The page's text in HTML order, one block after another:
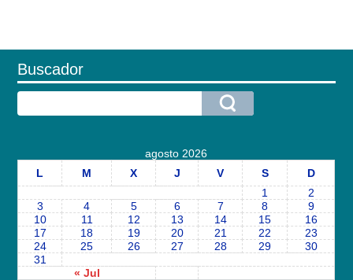
Buscador
agosto 2026
L
M X J V S D
« Jul
1
2
3
4 5 6 7 8
9
10
11 12 13 14 15
16
17
18 19 20 21 22
23
24
25 26 27 28 29
30
31